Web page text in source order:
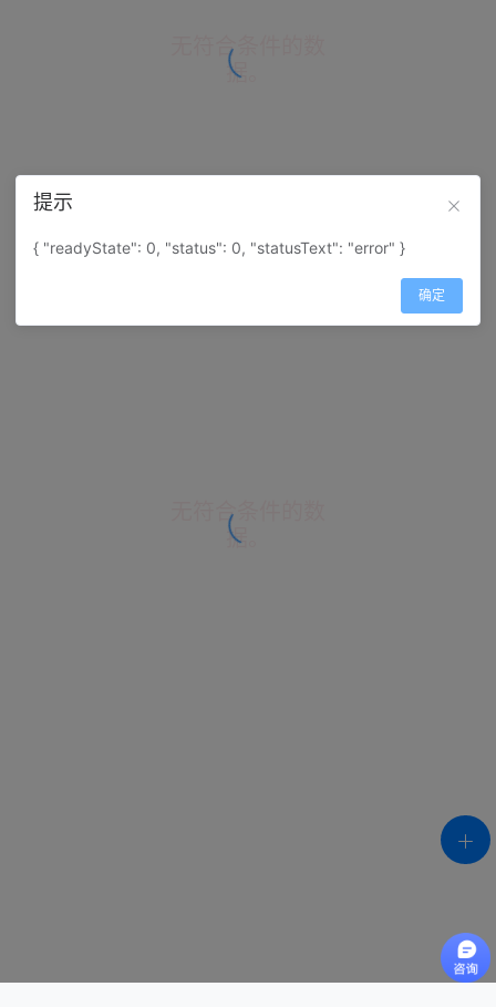
无符合条件的数
据。
更多
无符合条件的数
据。
提示
{ "readyState": 0, "status": 0, "statusText": "error" }
确定